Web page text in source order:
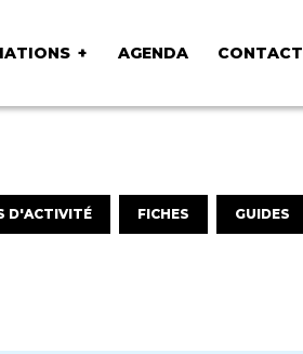
AGENDA CONTACT
D'ACTIVITÉ FICHES GUIDES